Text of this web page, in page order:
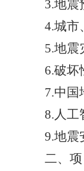
3.地震
4.城市
5.地震
6.破坏
7.中国
8.人工
9.地震
二、